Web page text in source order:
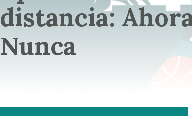
distancia:
Nunca